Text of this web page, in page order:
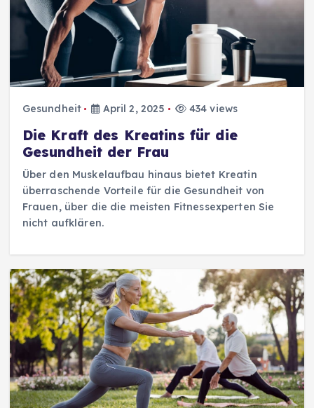
Gesundheit April 2, 2025 434 views
Die Kraft des Kreatins für die
Gesundheit der Frau
Über den Muskelaufbau hinaus bietet Kreatin
überraschende Vorteile für die Gesundheit von
Frauen, über die die meisten Fitnessexperten Sie
nicht aufklären.